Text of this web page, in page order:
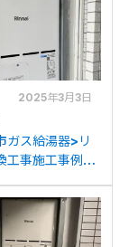
3(B)
2025年3月3日
ガス給湯器>リ
工事施工事例：
3からリン
A2400AU2-
換